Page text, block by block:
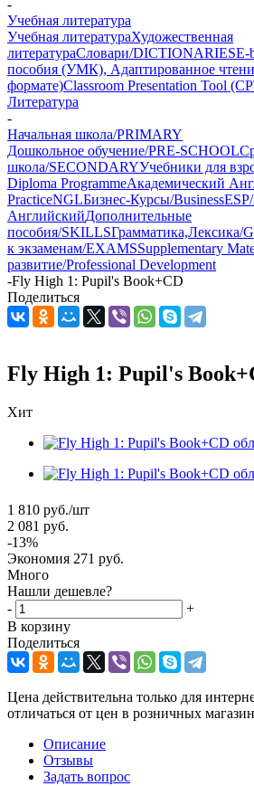
-
Учебная литература
Учебная литератураХудожественная
литератураСловари/DICTIONARIESE-
пособия (УМК), Адаптированное
формате)Classroom Presentation Tool
Литература
-
Начальная школа/PRIMARY
Дошкольное обучение/PRE-SCHOOL
школа/SECONDARYУчебники для
Diploma ProgrammeАкадемический
PracticeNGLБизнес-Курсы/Business
АнглийскийДополнительные
пособия/SKILLSГрамматика,Лексика/
к экзаменам/EXAMSSupplementary
развитие/Professional Development
-Fly High 1: Pupil's Book+CD
Поделиться
Fly High 1: Pupil's
Хит
1 810 руб./шт
2 081 руб.
-13%
Экономия 271 руб.
Много
Нашли дешевле?
-
+
В корзину
Поделиться
Цена действительна только для
отличаться от цен в розничных
Описание
Отзывы
Задать вопрос